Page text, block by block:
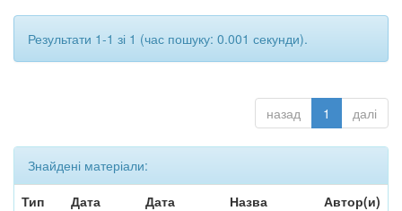
Результати 1-1 зі 1 (час пошуку: 0.001 секунди).
назад 1 далі
Знайдені матеріали:
Тип
Дата
Дата
Назва Автор(и)